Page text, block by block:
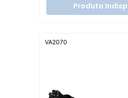
Produto
VA2070